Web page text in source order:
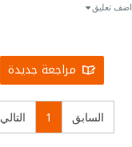
اضف تعليق
مراجعة جديدة
السابق 1 التالي